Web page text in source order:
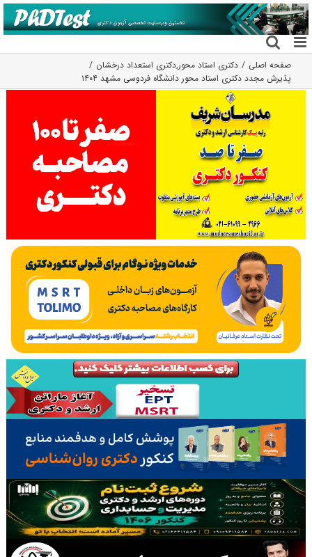
رفتن
به
محتوا
صفحه اصلی دکتری استاد محور,دکتری استعداد درخشان
پذیرش مجدد دکتری استاد محور دانشگاه فردوسی مشهد ۱۴۰۴